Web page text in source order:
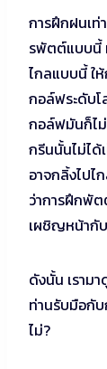
การฝึกฝนเท่
รพัตต์แบบนี้
ไกลแบบนี้ ใ
กอล์ฟระดับ
กอล์ฟมันก็ไ
กรีนนั้นไม่ไ
อาจกลิ้งไปไ
ว่าการฝึกพั
เผชิญหน้ากั
ดังนั้น เราม
ท่านรับมือกั
ไม่?